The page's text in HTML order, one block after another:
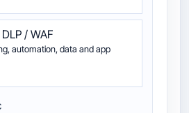
/ WAF
automation, data and app